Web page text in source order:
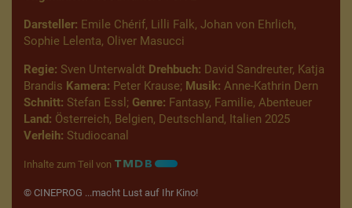
Darsteller: Emile Chérif, Lilli Falk, Johan von Ehrlich,
Sophie Lelenta, Oliver Masucci
Regie: Sven Unterwaldt Drehbuch: David Sandreuter, Katja
Brandis Kamera: Peter Krause; Musik: Anne-Kathrin Dern
Schnitt: Stefan Essl; Genre: Fantasy, Familie, Abenteuer
Land: Österreich, Belgien, Deutschland, Italien 2025
Verleih: Studiocanal
Inhalte zum Teil von
© CINEPROG ...macht Lust auf Ihr Kino!